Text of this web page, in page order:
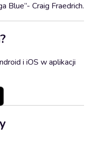
Blue”- Craig Fraedrich.
i iOS w aplikacji